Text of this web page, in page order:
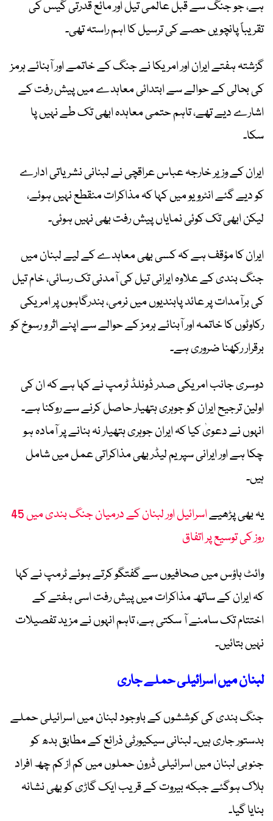
ہے، جو جنگ سے قبل عالمی تیل اور مائع قدرتی گیس کی
تقریباً پانچویں حصے کی ترسیل کا اہم راستہ تھی۔
گزشتہ ہفتے ایران اور امریکا نے جنگ کے خاتمے اور آبنائے ہرمز
کی بحالی کے حوالے سے ابتدائی معاہدے میں پیش رفت کے
اشارے دیے تھے، تاہم حتمی معاہدہ ابھی تک طے نہیں پا
سکا۔
ایران کے وزیر خارجہ عباس عراقچی نے لبنانی نشریاتی ادارے
کو دیے گئے انٹرویو میں کہا کہ مذاکرات منقطع نہیں ہوئے،
لیکن ابھی تک کوئی نمایاں پیش رفت بھی نہیں ہوئی۔
ایران کا مؤقف ہے کہ کسی بھی معاہدے کے لیے لبنان میں
جنگ بندی کے علاوہ ایرانی تیل کی آمدنی تک رسائی، خام تیل
کی برآمدات پر عائد پابندیوں میں نرمی، بندرگاہوں پر امریکی
رکاوٹوں کا خاتمہ اور آبنائے ہرمز کے حوالے سے اپنے اثر و رسوخ کو
برقرار رکھنا ضروری ہے۔
دوسری جانب امریکی صدر ڈونلڈ ٹرمپ نے کہا ہے کہ ان کی
اولین ترجیح ایران کو جوہری ہتھیار حاصل کرنے سے روکنا ہے۔
انہوں نے دعویٰ کیا کہ ایران جوہری ہتھیار نہ بنانے پر آمادہ ہو
چکا ہے اور ایرانی سپریم لیڈر بھی مذاکراتی عمل میں شامل
ہیں۔
یہ بھی پڑھیے
اسرائیل اور لبنان کے درمیان جنگ بندی میں 45
روز کی توسیع پر اتفاق
وائٹ ہاؤس میں صحافیوں سے گفتگو کرتے ہوئے ٹرمپ نے کہا
کہ ایران کے ساتھ مذاکرات میں پیش رفت اسی ہفتے کے
اختتام تک سامنے آ سکتی ہے، تاہم انہوں نے مزید تفصیلات
نہیں بتائیں۔
لبنان میں اسرائیلی حملے جاری
جنگ بندی کی کوششوں کے باوجود لبنان میں اسرائیلی حملے
بدستور جاری ہیں۔ لبنانی سیکیورٹی ذرائع کے مطابق بدھ کو
جنوبی لبنان میں اسرائیلی ڈرون حملوں میں کم از کم چھ افراد
ہلاک ہوگئے جبکہ بیروت کے قریب ایک گاڑی کو بھی نشانہ
بنایا گیا۔